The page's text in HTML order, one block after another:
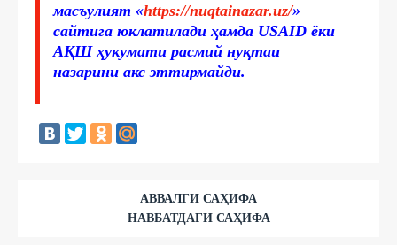
масъулият «https://nuqtainazar.uz/»
сайтига юклатилади ҳамда USAID ёки
АҚШ ҳукумати расмий нуқтаи
назарини акс эттирмайди.
АВВАЛГИ САҲИФА
НАВБАТДАГИ САҲИФА